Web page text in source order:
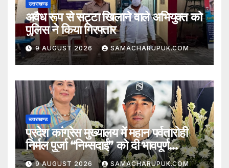
उत्तराखण्ड
अवैध रूप से सट्टा खिलाने वाले अभियुक्त को
पुलिस ने किया गिरफ्तार
9 AUGUST 2026 SAMACHARUPUK.COM
उत्तराखण्ड
प्रदेश कांग्रेस मुख्यालय में महान पर्वतारोही
निर्मल पुर्जा “निम्सदाई” को दी भावपूर्ण
श्रद्धांजलि
9 AUGUST 2026 SAMACHARUPUK.COM